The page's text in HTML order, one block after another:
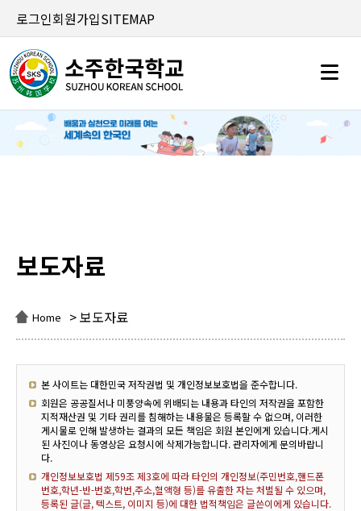
로그인회원가입SITEMAP
보도자료
Home > 보도자료
본 사이트는 대한민국 저작권법 및 개인정보보호법을 준수합니다.
회원은 공공질서나 미풍양속에 위배되는 내용과 타인의 저작권을 포함한
지적재산권 및 기타 권리를 침해하는 내용물은 등록할 수 없으며, 이러한
게시물로 인해 발생하는 결과의 모든 책임은 회원 본인에게 있습니다.게시
된 사진이나 동영상은 요청시에 삭제가능합니다. 관리자에게 문의바랍니
다.
개인정보보호법 제59조 제3호에 따라 타인의 개인정보(주민번호,핸드폰
번호,학년-반-번호,학번,주소,혈액형 등)를 유출한 자는 처벌될 수 있으며,
등록된 글(글, 텍스트, 이미지 등)에 대한 법적책임은 글쓴이에게 있습니다.